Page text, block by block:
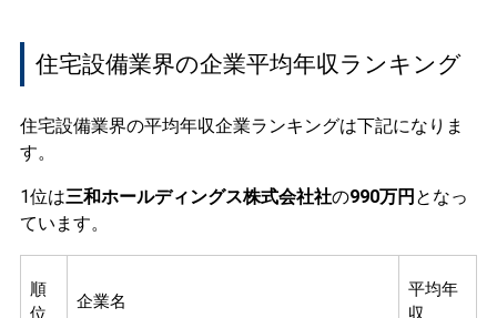
住宅設備業界の企業平均年収ランキング
住宅設備業界の平均年収企業ランキングは下記になりま
す。
1位は三和ホールディングス株式会社社の990万円 となっ
ています。
順
位
企業名
平均年
収